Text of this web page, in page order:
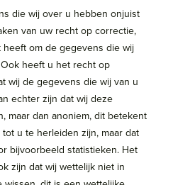
die wij over u hebben onjuist
van uw recht op correctie,
om de gegevens die wij
heeft u het recht op
wij de gegevens die wij van u
echter zijn dat wij deze
maar dan anoniem, dit betekent
u te herleiden zijn, maar dat
bijvoorbeeld statistieken. Het
zijn dat wij wettelijk niet in